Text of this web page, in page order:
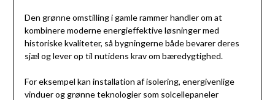
Den grønne omstilling i gamle rammer handler om at
kombinere moderne energieffektive løsninger med
historiske kvaliteter, så bygningerne både bevarer deres
sjæl og lever op til nutidens krav om bæredygtighed.
For eksempel kan installation af isolering, energivenlige
vinduer og grønne teknologier som solcellepaneler